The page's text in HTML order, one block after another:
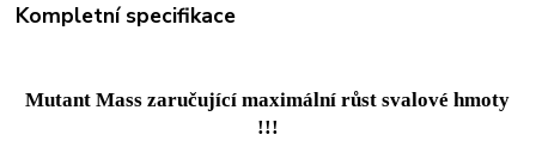
Kompletní specifikace
Mutant Mass zaručující maximální růst svalové hmoty
!!!